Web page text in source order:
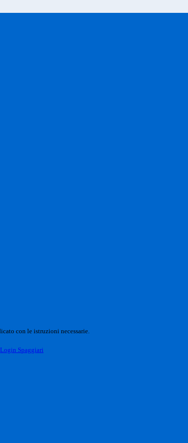
con le istruzioni necessarie.
Login Spaggiari